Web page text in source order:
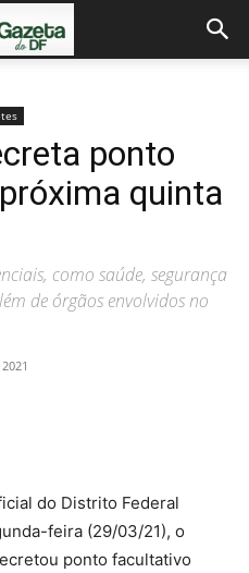
ponto
quinta
como saúde, segurança
de órgãos envolvidos no
do Distrito Federal
feira (29/03/21), o
ponto facultativo